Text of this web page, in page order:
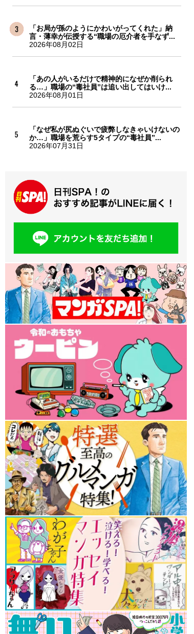
「お局が孫のようにかわいがってくれた」納
言・薄幸が伝授する“職場の厄介者を手なず...
2026年08月02日
「あの人がいるだけで精神的になぜか削られ
る…」職場の“毒社員”は追い出してはいけ...
2026年08月01日
「なぜ私が尻ぬぐいで疲弊しなきゃいけないの
か…」職場を荒らす5タイプの“毒社員”...
2026年07月31日